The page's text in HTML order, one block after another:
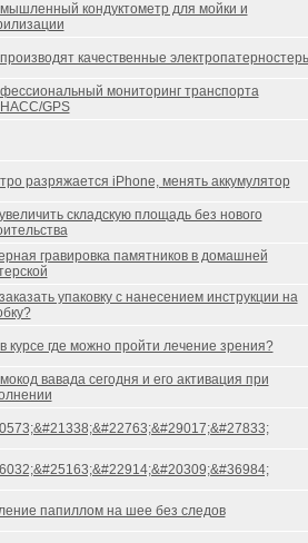
кондуктометр для мойки и
качественные
мониторинг транспорта
GPS
разряжается iPhone, менять аккумулятор
складскую площадь без нового
гравировка памятников в домашней
упаковку с нанесением инструкции на
курсе где можно пройти лечение зрения?
вавада сегодня и его активация при
папиллом на шее без следов